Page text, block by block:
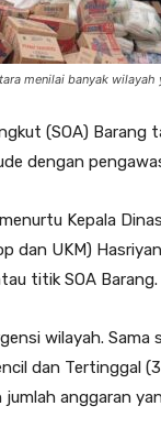
menilai banyak
(SOA) Barang
dengan
Kepala
dan UKM)
titik SOA Barang.
wilayah.
dan Tertinggal
anggaran